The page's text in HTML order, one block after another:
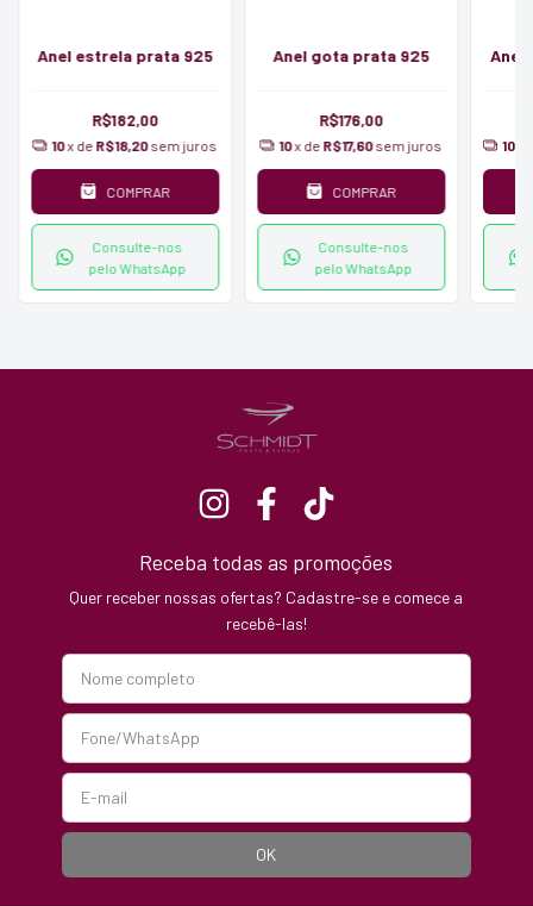
Anel estrela prata 925
R$182,00
10x de R$18,20sem juros
COMPRAR
Consulte-nos
pelo WhatsApp
Anel gota prata 925
R$176,00
10x de R$17,60sem juros
COMPRAR
Consulte-nos
pelo WhatsApp
Anel
10
Receba todas as promoções
Quer receber nossas ofertas? Cadastre-se e comece a
recebê-las!